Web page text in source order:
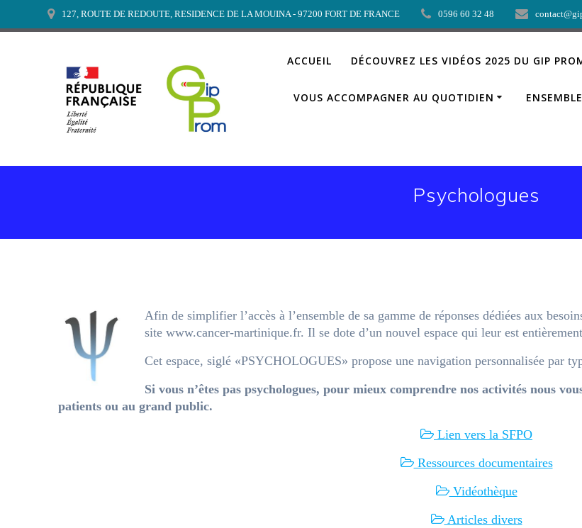
au
127, ROUTE DE REDOUTE, RESIDENCE DE LA MOUINA - 97200 FORT DE FRANCE 0596 60 32 48
ACCUEIL DÉCOUVREZ LES VIDÉOS 2025 DU GIP
VOUS ACCOMPAGNER AU QUOTIDIEN
Psychologues
Afin de simplifier l’accès à l’ensemble de sa gamme de réponses dédiées aux
site www.cancer-martinique.fr. Il se dote d’un nouvel espace qui leur est
Cet espace, siglé «PSYCHOLOGUES» propose une navigation personnalisée par
Si vous n’êtes pas psychologues, pour mieux comprendre nos activités nous
patients ou au grand public.
Lien vers la SFPO
Ressources documentaires
Vidéothèque
Articles divers